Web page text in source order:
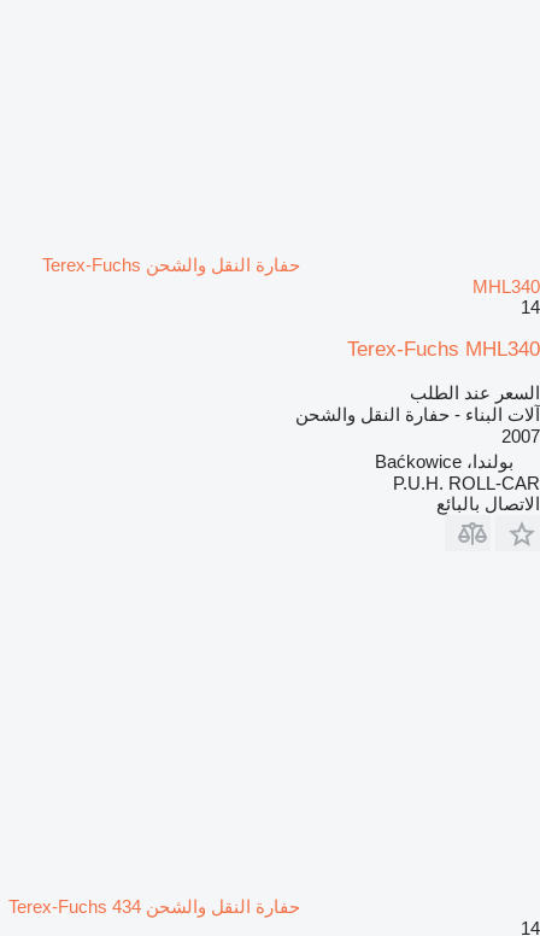
حفارة النقل والشحن Terex-Fuchs
MHL340
14
Terex-Fuchs MHL340
السعر عند الطلب
آلات البناء - حفارة النقل والشحن
2007
بولندا، Baćkowice
P.U.H. ROLL-CAR
الاتصال بالبائع
حفارة النقل والشحن Terex-Fuchs 434
14